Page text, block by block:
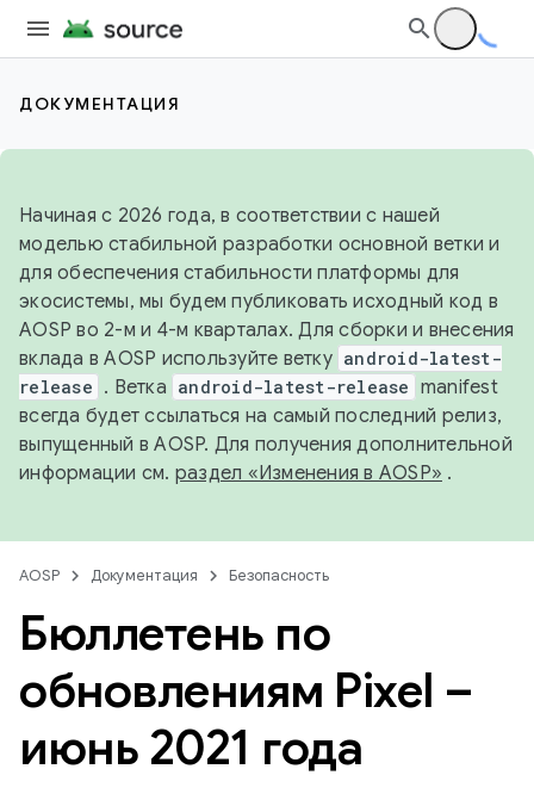
ДОКУМЕНТАЦИЯ
Начиная с 2026 года, в соответствии с нашей
моделью стабильной разработки основной ветки и
для обеспечения стабильности платформы для
экосистемы, мы будем публиковать исходный код в
AOSP во 2-м и 4-м кварталах. Для сборки и внесения
вклада в AOSP используйте ветку android-latest-
release . Ветка android-latest-release manifest
всегда будет ссылаться на самый последний релиз,
выпущенный в AOSP. Для получения дополнительной
информации см. раздел «Изменения в AOSP» .
AOSP Документация Безопасность
Бюллетень по
обновлениям Pixel –
июнь 2021 года